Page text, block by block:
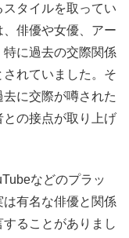
タイルを取ってい
俳優や女優、アー
に過去の交際関係
れていました。そ
に交際が噂された
の接点が取り上げ
などのプラッ
は有名な俳優と関係
ることがありまし